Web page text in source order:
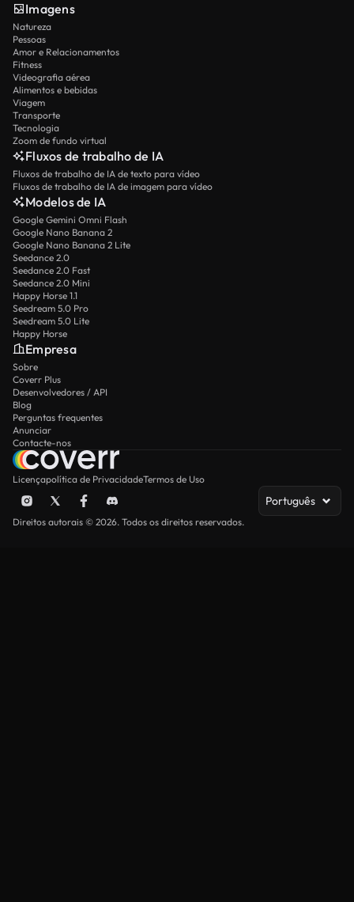
Imagens
Natureza
Pessoas
Amor e Relacionamentos
Fitness
Videografia aérea
Alimentos e bebidas
Viagem
Transporte
Tecnologia
Zoom de fundo virtual
Fluxos de trabalho de IA
Fluxos de trabalho de IA de texto para vídeo
Fluxos de trabalho de IA de imagem para vídeo
Modelos de IA
Google Gemini Omni Flash
Google Nano Banana 2
Google Nano Banana 2 Lite
Seedance 2.0
Seedance 2.0 Fast
Seedance 2.0 Mini
Happy Horse 1.1
Seedream 5.0 Pro
Seedream 5.0 Lite
Happy Horse
Empresa
Sobre
Coverr Plus
Desenvolvedores / API
Blog
Perguntas frequentes
Anunciar
Contacte-nos
Licençapolítica de PrivacidadeTermos de Uso
Português
Direitos autorais © 2026. Todos os direitos reservados.